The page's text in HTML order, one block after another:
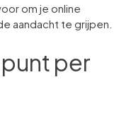
om je online
aandacht te grijpen.
per